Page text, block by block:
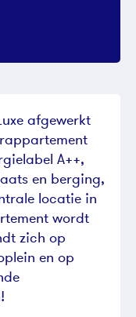
afgewerkt
A++,
en berging,
locatie in
wordt
zich op
en op